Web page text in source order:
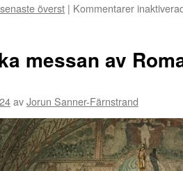
överst | Kommentarer
messan av
avJorun Sanner-Färnstrand